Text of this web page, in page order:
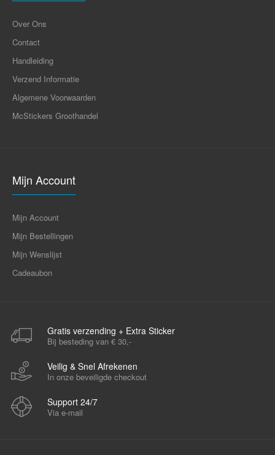
Over Ons
Contact
Handleiding
Verzend Informatie
Algemene Voorwaarden
McStickers Groothandel
Mijn Account
Mijn Account
Mijn Bestellingen
Mijn Wenslijst
Cadeaubon
Gratis verzending + Extra Sticker
Bij besteding van € 30,-
Veilig & Snel Afrekenen
In onze beveiligde checkout
Support 24/7
Via e-mail